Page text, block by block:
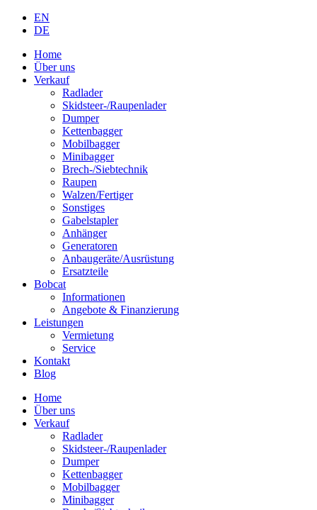
EN
DE
Home
Über uns
Verkauf
Radlader
Skidsteer-/Raupenlader
Dumper
Kettenbagger
Mobilbagger
Minibagger
Brech-/Siebtechnik
Raupen
Walzen/Fertiger
Sonstiges
Gabelstapler
Anhänger
Generatoren
Anbaugeräte/Ausrüstung
Ersatzteile
Bobcat
Informationen
Angebote & Finanzierung
Leistungen
Vermietung
Service
Kontakt
Blog
Home
Über uns
Verkauf
Radlader
Skidsteer-/Raupenlader
Dumper
Kettenbagger
Mobilbagger
Minibagger